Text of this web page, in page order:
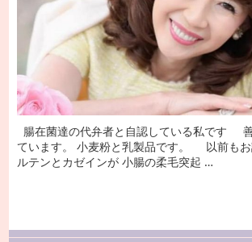
腸在菌達の代弁者と自認している私です
ています。 小麦粉と乳製品です。 以前も
ルテンとカゼインが 小腸の柔毛突起 …